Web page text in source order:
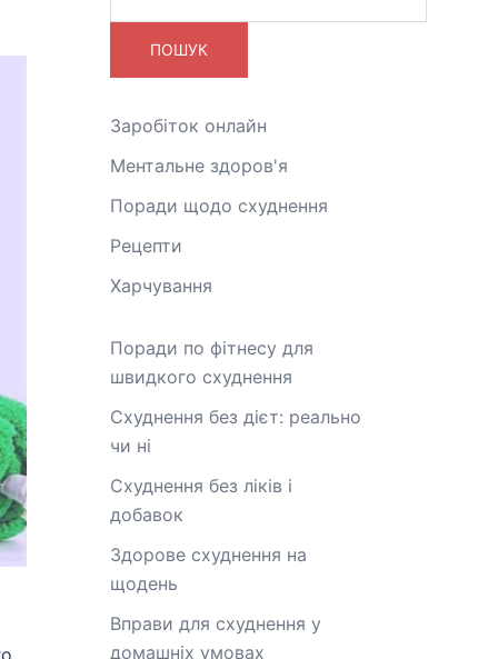
ПОШУК
Заробіток онлайн
Ментальне здоров'я
Поради щодо схуднення
Рецепти
Харчування
Поради по фітнесу для
швидкого схуднення
Схуднення без дієт: реально
чи ні
Схуднення без ліків і
добавок
Здорове схуднення на
щодень
Вправи для схуднення у
домашніх умовах